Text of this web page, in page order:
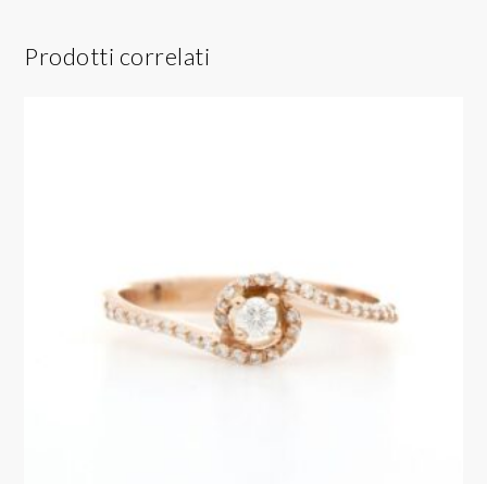
Prodotti correlati